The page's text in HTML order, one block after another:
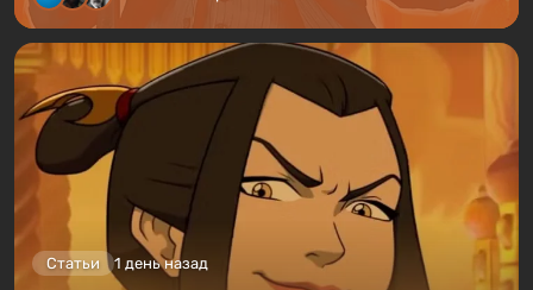
Статьи 1 день назад